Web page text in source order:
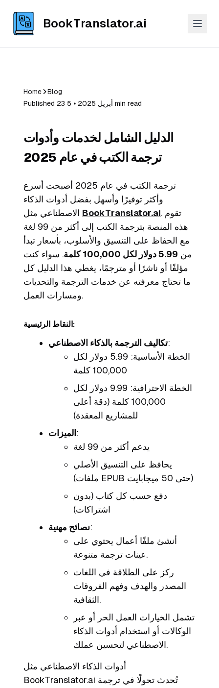
BookTranslator.ai
Home
Blog
Published 23 أبريل 2025 ⦁ 5 min read
الدليل الشامل لخدمات وأدوات
ترجمة الكتب في عام 2025
ترجمة الكتب في عام 2025 أصبحت أسرع
وأكثر توفيرًا وأسهل بفضل أدوات الذكاء
BookTranslator.ai. تقوم
هذه المنصة بترجمة الكتب إلى أكثر من 99 لغة
مع الحفاظ على التنسيق والأسلوب، بأسعار تبدأ
من 5.99 دولار لكل 100,000 كلمة
. سواء كنت
مؤلفًا أو ناشرًا أو مترجمًا، يغطي هذا الدليل كل
ما تحتاج معرفته عن خدمات الترجمة والتحديات
ومسارات العمل.
النقاط الرئيسية:
تكاليف الترجمة بالذكاء الاصطناعي:
الخطة الأساسية: 5.99 دولار لكل
100,000 كلمة
الخطة الاحترافية: 9.99 دولار لكل
100,000 كلمة (دقة أعلى
للمشاريع المعقدة)
الميزات :
يدعم أكثر من 99 لغة
يحافظ على التنسيق الأصلي
(ملفات EPUB حتى 50 ميجابايت)
دفع حسب كل كتاب (بدون
اشتراكات)
نصائح مهنية:
أنشئ ملفًا أعمال يحتوي على
عينات ترجمة متنوعة.
ركز على الطلاقة في اللغات
المصدر والهدف وفهم الفروقات
الثقافية.
تشمل الخيارات العمل الحر أو عبر
الوكالات أو استخدام أدوات الذكاء
الاصطناعي لتحسين عملك.
أدوات الذكاء الاصطناعي مثل
BookTranslator.ai تُحدث تحولًا في ترجمة